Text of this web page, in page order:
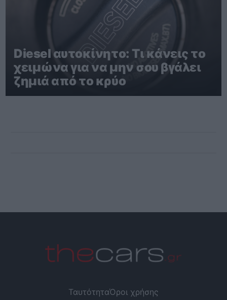
Diesel αυτοκίνητο: Τι κάνεις το
χειμώνα για να μην σου βγάλει
ζημιά από το κρύο
ΤαυτότηταΌροι χρήσης